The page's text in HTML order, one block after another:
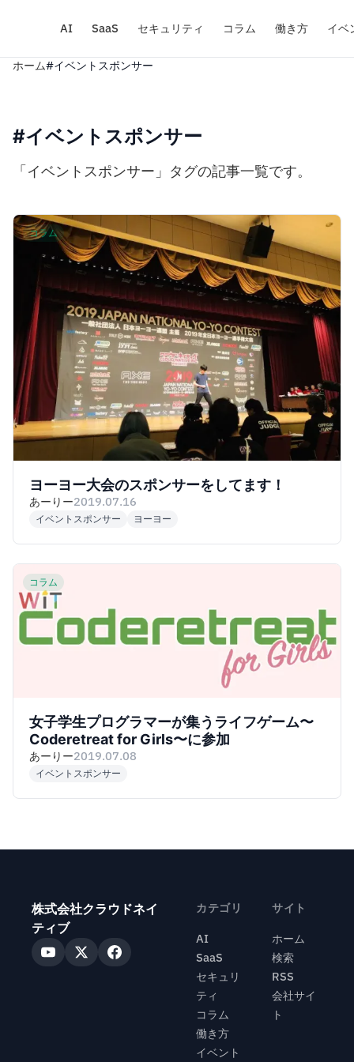
AI SaaS セキュリティ コラム 働き方 イベ
ホーム#イベントスポンサー
#イベントスポンサー
「イベントスポンサー」タグの記事一覧です。
コラム
ヨーヨー大会のスポンサーをしてます！
あーりー2019.07.16
イベントスポンサー ヨーヨー
コラム
女子学生プログラマーが集うライフゲーム〜
Coderetreat for Girls〜に参加
あーりー2019.07.08
イベントスポンサー
株式会社クラウドネイ
ティブ
カテゴリ
AI
SaaS
セキュリ
ティ
コラム
働き方
イベント
サイト
ホーム
検索
RSS
会社サイ
ト